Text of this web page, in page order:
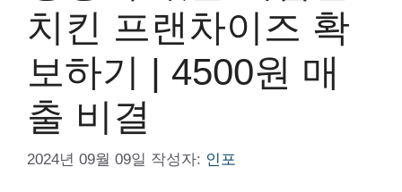
치킨 프랜차이즈 확
보하기 | 4500원 매
출 비결
2024년 09월 09일 작성자: 인포